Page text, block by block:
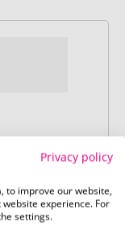
diese
Privacy policy
to improve our website,
experience. For
settings.